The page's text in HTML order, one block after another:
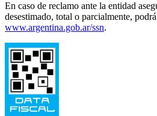
En caso de reclamo ante la entidad
desestimado, total o parcialmente,
www.argentina.gob.ar/ssn.